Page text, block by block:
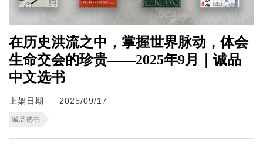
在历史洪流之中，掌握世界脉动，体会
生命交会的珍贵——2025年9月｜诚品
中文选书
上架日期 2025/09/17
诚品选书